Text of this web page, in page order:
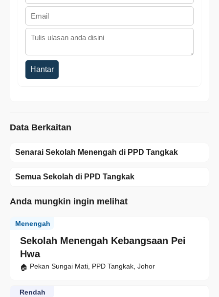
Hantar
Data Berkaitan
Senarai Sekolah Menengah di PPD Tangkak
Semua Sekolah di PPD Tangkak
Anda mungkin ingin melihat
Sekolah Menengah Kebangsaan Pei
Hwa
Menengah
Pekan Sungai Mati, PPD Tangkak, Johor
Rendah